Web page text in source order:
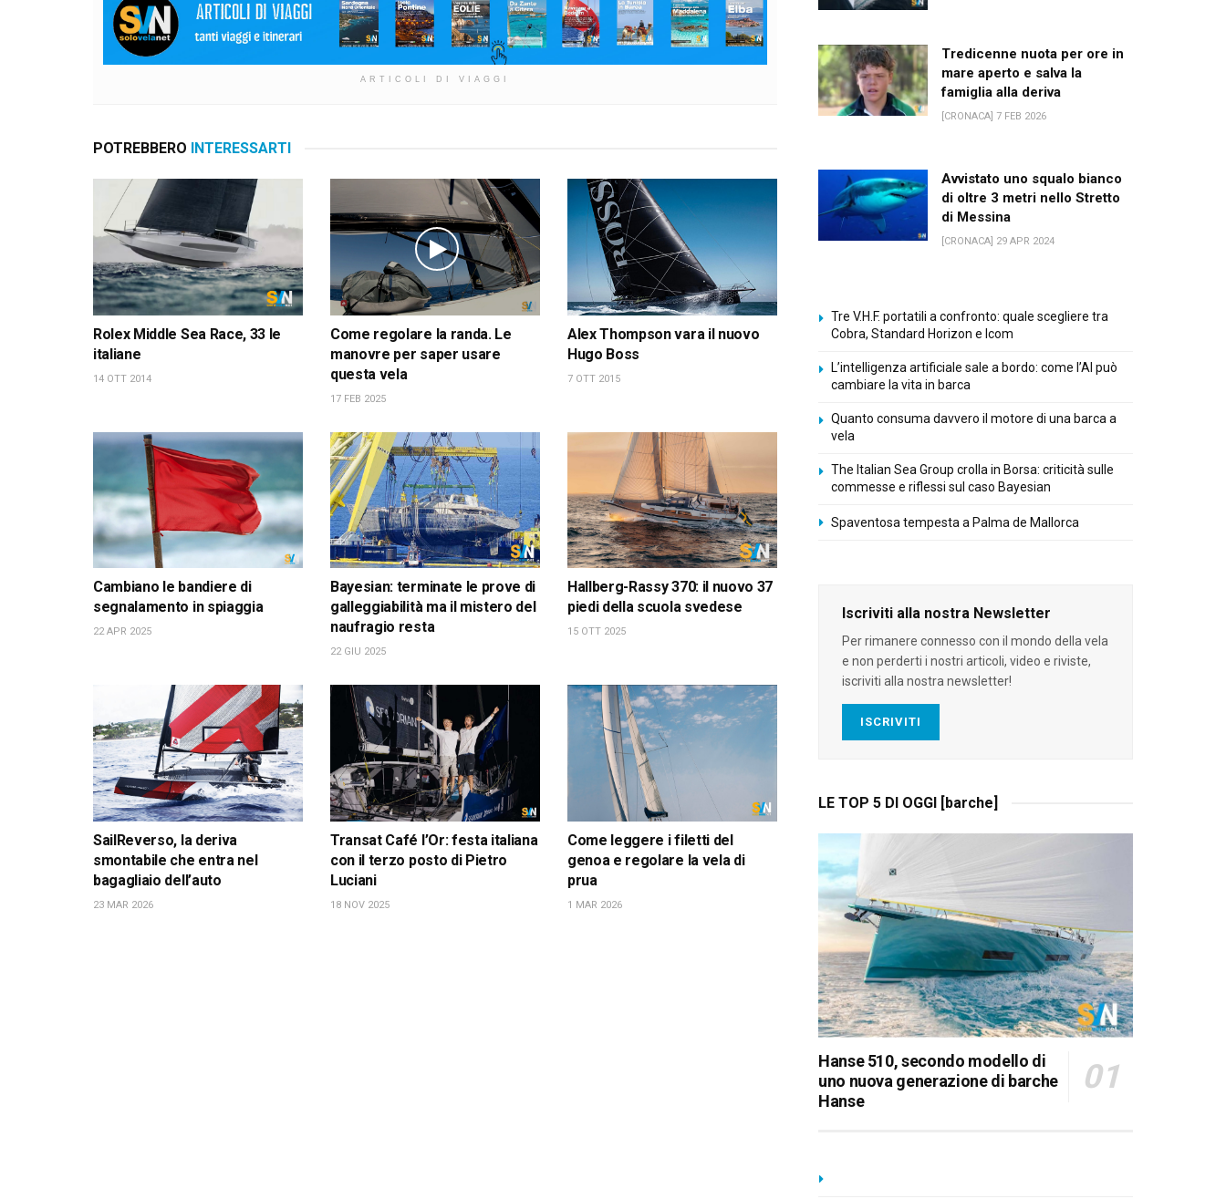
ARTICOLI DI VIAGGI
POTREBBERO INTERESSARTI
Rolex Middle Sea Race, 33 le
italiane
14 OTT 2014
Come regolare la randa. Le
manovre per saper usare
questa vela
17 FEB 2025
Alex Thompson vara il nuovo
Hugo Boss
7 OTT 2015
Cambiano le bandiere di
segnalamento in spiaggia
22 APR 2025
Bayesian: terminate le prove di
galleggiabilità ma il mistero del
naufragio resta
22 GIU 2025
Hallberg-Rassy 370: il nuovo 37
piedi della scuola svedese
15 OTT 2025
SailReverso, la deriva
smontabile che entra nel
bagagliaio dell’auto
23 MAR 2026
Transat Café l’Or: festa italiana
con il terzo posto di Pietro
Luciani
18 NOV 2025
Come leggere i filetti del
genoa e regolare la vela di
prua
1 MAR 2026
Tredicenne nuota per ore in
mare aperto e salva la
famiglia alla deriva
[CRONACA] 7 FEB 2026
Avvistato uno squalo bianco
di oltre 3 metri nello Stretto
di Messina
[CRONACA] 29 APR 2024
Tre V.H.F. portatili a confronto: quale scegliere tra
Cobra, Standard Horizon e Icom
L’intelligenza artificiale sale a bordo: come l’AI può
cambiare la vita in barca
Quanto consuma davvero il motore di una barca a
vela
The Italian Sea Group crolla in Borsa: criticità sulle
commesse e riflessi sul caso Bayesian
Spaventosa tempesta a Palma de Mallorca
Iscriviti alla nostra Newsletter
Per rimanere connesso con il mondo della vela
e non perderti i nostri articoli, video e riviste,
iscriviti alla nostra newsletter!
ISCRIVITI
LE TOP 5 DI OGGI [barche]
Hanse 510, secondo modello di
uno nuova generazione di barche
Hanse